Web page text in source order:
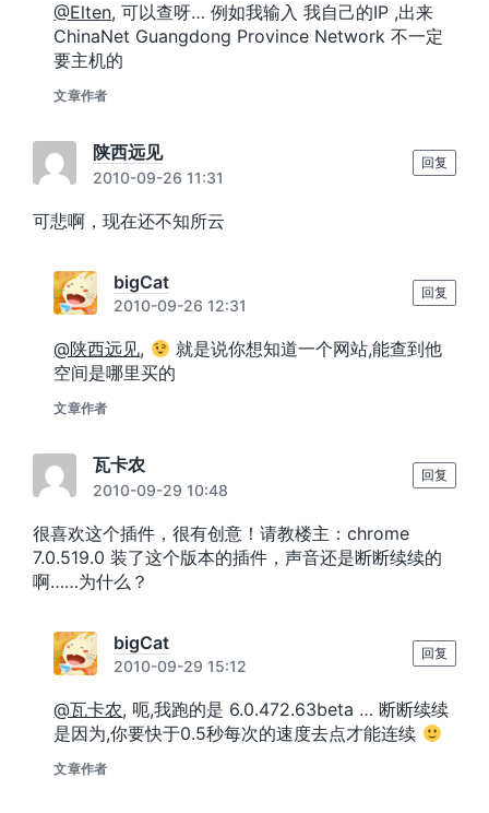
@Elten, 可以查呀… 例如我输入 我自己的IP ,出来
ChinaNet Guangdong Province Network 不一定
要主机的
文章作者
陕西远见
2010-09-26 11:31
可悲啊，现在还不知所云
回复
bigCat
2010-09-26 12:31
@陕西远见,
就是说你想知道一个网站,能查到他
空间是哪里买的
文章作者
回复
瓦卡农
2010-09-29 10:48
很喜欢这个插件，很有创意！请教楼主：chrome
7.0.519.0 装了这个版本的插件，声音还是断断续续的
啊……为什么？
回复
bigCat
2010-09-29 15:12
@瓦卡农, 呃,我跑的是 6.0.472.63beta … 断断续续
是因为,你要快于0.5秒每次的速度去点才能连续
文章作者
回复